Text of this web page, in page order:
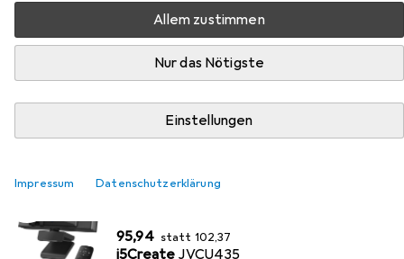
Allem zustimmen
Nur das Nötigste
Einstellungen
Impressum Datenschutzerklärung
Produkte
Data + Video Adapter
j5Create
USB 3.0 zu
23
EUR
95,94 statt EUR
102,37
j5Create JVCU435